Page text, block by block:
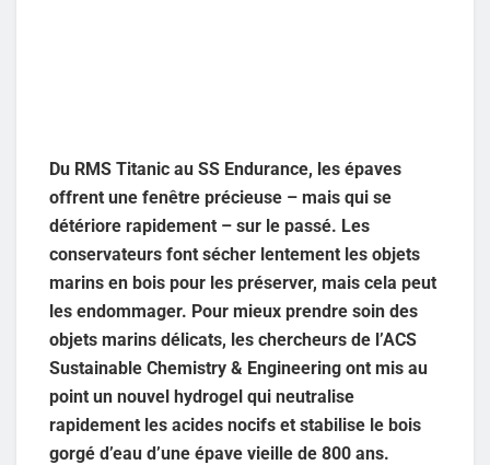
Du RMS Titanic au SS Endurance, les épaves
offrent une fenêtre précieuse – mais qui se
détériore rapidement – sur le passé. Les
conservateurs font sécher lentement les objets
marins en bois pour les préserver, mais cela peut
les endommager. Pour mieux prendre soin des
objets marins délicats, les chercheurs de l’ACS
Sustainable Chemistry & Engineering ont mis au
point un nouvel hydrogel qui neutralise
rapidement les acides nocifs et stabilise le bois
gorgé d’eau d’une épave vieille de 800 ans.